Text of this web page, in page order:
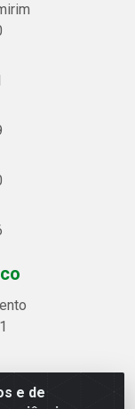
e de
2521 -